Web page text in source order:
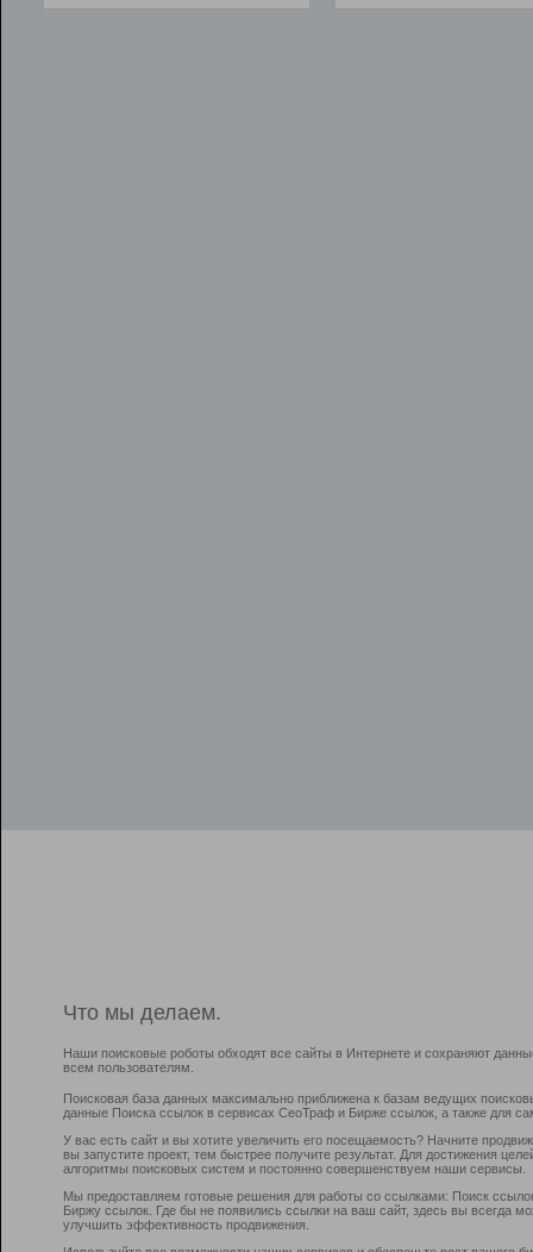
Что мы делаем.
Наши поисковые роботы обходят все сайты в Интернете и сохраняют
всем пользователям.
Поисковая база данных максимально приближена к базам ведущих
данные Поиска ссылок в сервисах СеоТраф и Бирже ссылок, а также для
У вас есть сайт и вы хотите увеличить его посещаемость? Начните
вы запустите проект, тем быстрее получите результат. Для достижения
алгоритмы поисковых систем и постоянно совершенствуем наши сервисы.
Мы предоставляем готовые решения для работы со ссылками: Поиск
Биржу ссылок. Где бы не появились ссылки на ваш сайт, здесь вы всегда
улучшить эффективность продвижения.